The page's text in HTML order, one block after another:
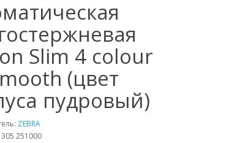
Slim 4 colour
(цвет
пудровый)
ZEBRA
251000